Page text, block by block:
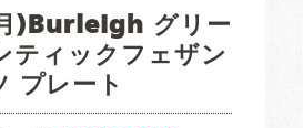
)Burleigh グリー
ティックフェザン
プレート